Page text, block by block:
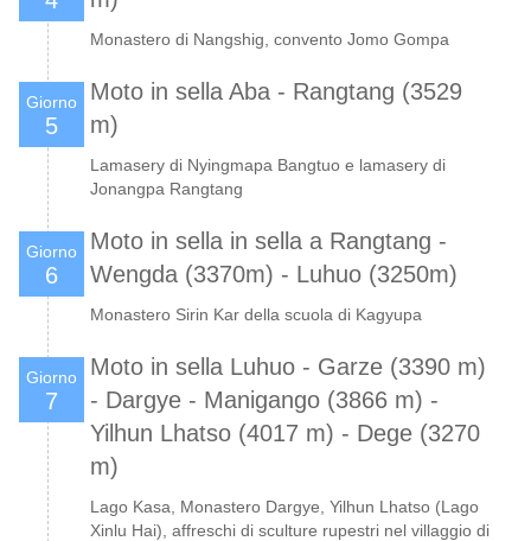
Monastero di Nangshig, convento Jomo Gompa
Giorno
5
Moto in sella Aba - Rangtang (3529
m)
Lamasery di Nyingmapa Bangtuo e lamasery di
Jonangpa Rangtang
Giorno
6
Moto in sella in sella a Rangtang -
Wengda (3370m) - Luhuo (3250m)
Monastero Sirin Kar della scuola di Kagyupa
Giorno
7
Moto in sella Luhuo - Garze (3390 m)
- Dargye - Manigango (3866 m) -
Yilhun Lhatso (4017 m) - Dege (3270
m)
Lago Kasa, Monastero Dargye, Yilhun Lhatso (Lago
Xinlu Hai), affreschi di sculture rupestri nel villaggio di